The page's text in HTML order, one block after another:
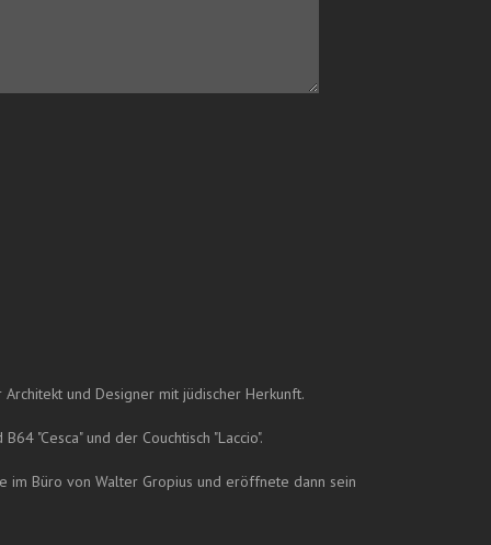
und Designer mit jüdischer Herkunft.
"Cesca" und der Couchtisch "Laccio".
im Büro von Walter Gropius und eröffnete dann sein